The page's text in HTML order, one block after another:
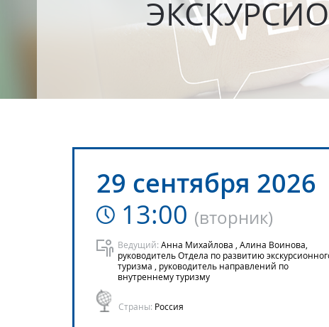
29 сентября 2026
13:00 (вторник)
Ведущий:Анна Михайлова , Алина Воинова,
руководитель Отдела по развитию
туризма , руководитель направлений по
внутреннему туризму
Страны: Россия